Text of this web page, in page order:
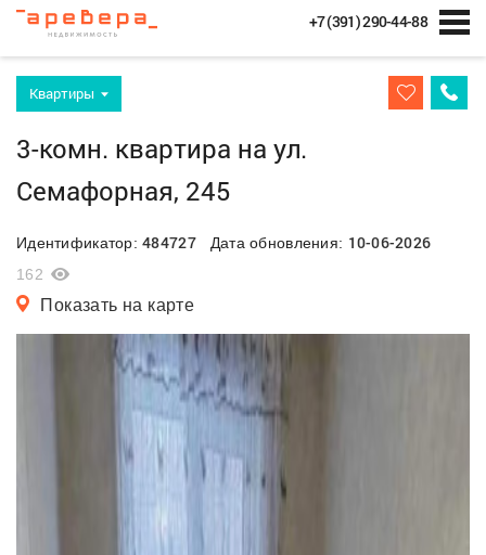
+7 (391) 290-44-88
Квартиры
3-комн. квартира на ул.
Семафорная, 245
Идентификатор:484727Дата обновления: 10-06-2026
162
Показать на карте